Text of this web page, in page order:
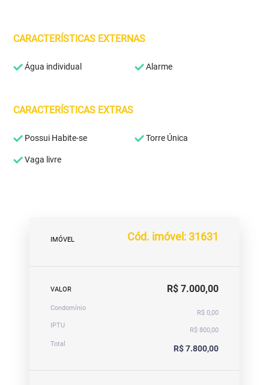
CARACTERÍSTICAS EXTERNAS
Água individual Alarme
CARACTERÍSTICAS EXTRAS
Possui Habite-se Torre Única
Vaga livre
IMÓVEL Cód. imóvel: 31631
VALOR R$ 7.000,00
Condomínio
R$ 0,00
IPTU
R$ 800,00
Total
R$ 7.800,00